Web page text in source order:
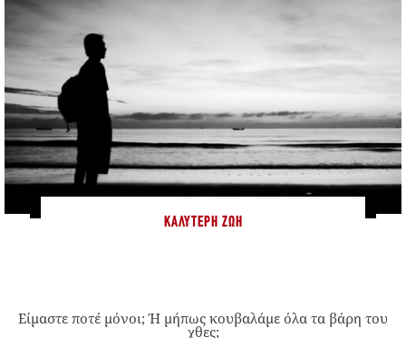
ΚΑΛΎΤΕΡΗ ΖΩΉ
Είμαστε ποτέ μόνοι; Ή μήπως κουβαλάμε όλα τα βάρη του
χθες;